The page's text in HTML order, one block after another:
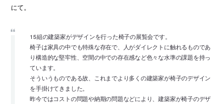
にて。
15組の建築家がデザインを行った椅子の展覧会です。
椅子は家具の中でも特殊な存在で、人がダイレクトに触れるものであ
り構造的な堅牢性、空間の中での存在感など色々な水準の課題を持っ
ています。
そういうものである故、これまでより多くの建築家が椅子のデザイン
を手掛けてきました。
昨今ではコストの問題や納期の問題などにより、建築家が椅子のデザ